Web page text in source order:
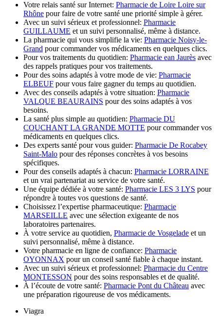
Votre relais santé sur Internet: Pharmacie de Loire Loire sur
Rhône pour faire de votre santé une priorité simple à gérer.
Avec un suivi sérieux et professionnel: Pharmacie
GUILLAUME et un suivi personnalisé, même à distance.
La pharmacie qui vous simplifie la vie: Pharmacie Noisy-le-
Grand pour commander vos médicaments en quelques clics.
Pour vos traitements du quotidien: Pharmacie ean Jaurès avec
des rappels pratiques pour vos traitements.
Pour des soins adaptés à votre mode de vie: Pharmacie
ELBEUF pour vous faire gagner du temps au quotidien.
Avec des conseils adaptés à votre situation: Pharmacie
VALQUE BEAURAINS pour des soins adaptés à vos
besoins.
La santé plus simple au quotidien: Pharmacie DU
COUCHANT LA GRANDE MOTTE pour commander vos
médicaments en quelques clics.
Des experts santé pour vous guider: Pharmacie De Rocabey
Saint-Malo pour des réponses concrètes à vos besoins
spécifiques.
Pour des conseils adaptés à chacun: Pharmacie LORRAINE
et un vrai partenariat au service de votre santé.
Une équipe dédiée à votre santé: Pharmacie LES 3 LYS pour
répondre à toutes vos questions de santé.
Choisissez l’expertise pharmaceutique: Pharmacie
MARSEILLE avec une sélection exigeante de nos
laboratoires partenaires.
À votre service au quotidien, Pharmacie de Vosgelade et un
suivi personnalisé, même à distance.
Votre pharmacie en ligne de confiance: Pharmacie
OYONNAX pour un conseil santé fiable à chaque instant.
Avec un suivi sérieux et professionnel: Pharmacie du Centre
MONTESSON pour des soins responsables et de qualité.
À l’écoute de votre santé: Pharmacie Pont du Château avec
une préparation rigoureuse de vos médicaments.
Viagra